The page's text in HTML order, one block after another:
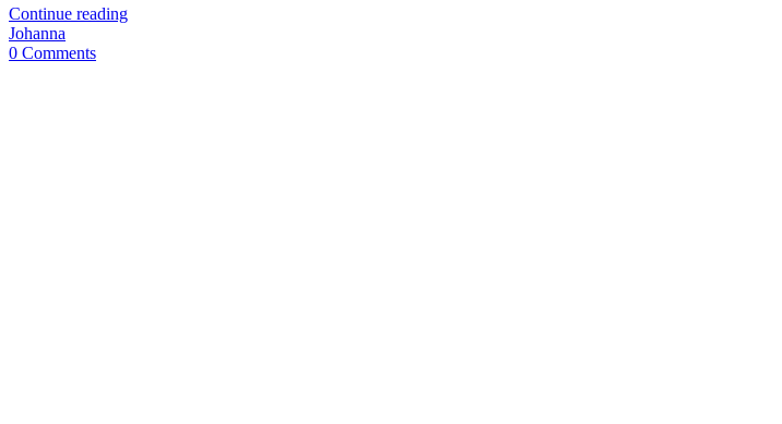
Continue reading
Johanna
0 Comments